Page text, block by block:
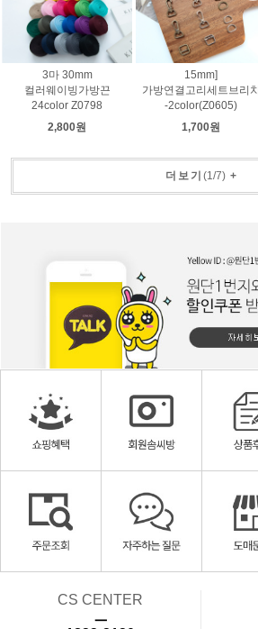
3마 30mm
컬러웨이빙가방끈
24color Z0798
2,800원
15mm]
가방연결고리세트브리치
-2color(Z0605)
1,700원
더보기 (1/7)+
CS CENTER
ㅡ